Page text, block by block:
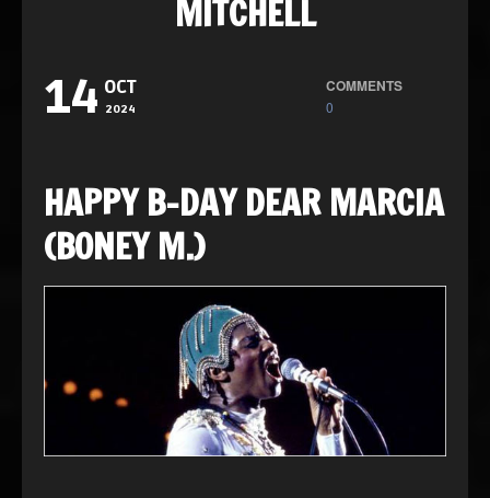
MITCHELL
14 OCT
2024
COMMENTS
0
HAPPY B-DAY DEAR MARCIA
(BONEY M.)